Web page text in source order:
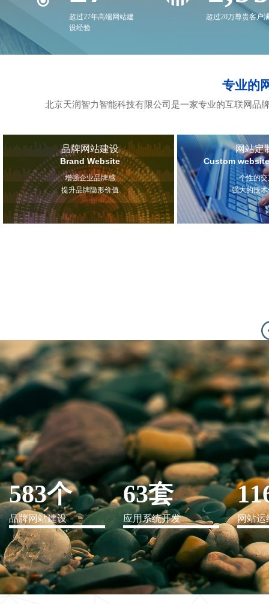
超过27年高端网站建
设经验
超过20万尊贵客户
专业的
北京天润智力智能科技有限公司是一家专业的互联网品
品牌网站建设
Brand Website
增强企业品牌感
提升品牌隐形价值
网站定
Custom
个性的
强大的技
IT行业解决方案
信息爆炸时代，信息传递是否做到更新、更全、更
快
583个
品牌网站建设
63套
应用系统开发 网站运